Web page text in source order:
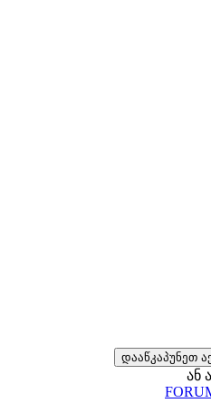
დააწკაპუნეთ
ან